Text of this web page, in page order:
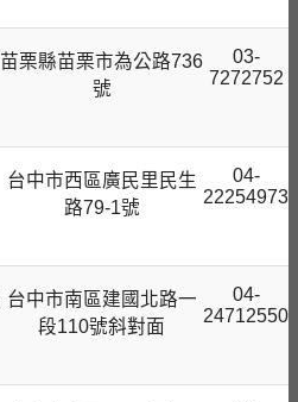
苗栗縣苗栗市為公路736
號
03-
7272752
台中市西區廣民里民生
路79-1號
04-
22254973
台中市南區建國北路一
段110號斜對面
04-
24712550